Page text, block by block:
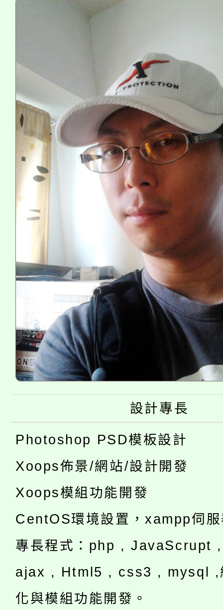
《TA101》溝通分析基
程，歡迎學生輔導中心
心理、諮商輔導、社會
系所師生報名參加。
設計專長
Photoshop PSD模板設計
Xoops佈景/網站/設計開發
Xoops模組功能開發
CentOS環境設置，xampp伺
專長程式：php , JavaScrupt
ajax , Html5 , css3 , mysql ,
化與模組功能開發。